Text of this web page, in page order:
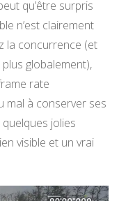
qu’être surpris
n’est clairement
la concurrence (et
globalement),
rate
mal à conserver ses
jolies
visible et un vrai